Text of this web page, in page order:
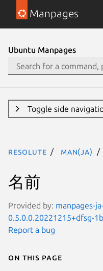
Manpages
Ubuntu Manpages
Toggle side
resolute man(ja)
名前
Provided by: manpages-
0.5.0.0.20221215+dfsg-
Report a bug
On this page